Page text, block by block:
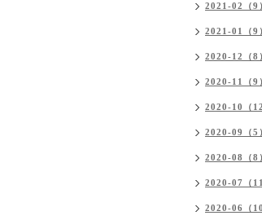
2021-02（9
2021-01（9
2020-12（8
2020-11（9
2020-10（12
2020-09（5
2020-08（8
2020-07（11
2020-06（10